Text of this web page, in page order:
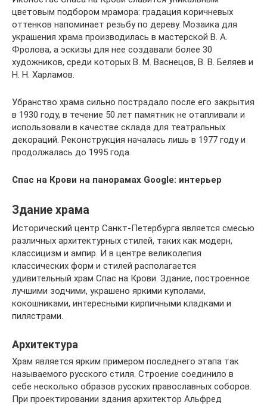
цветовым подбором мрамора: градация коричневых
оттенков напоминает резьбу по дереву. Мозаика для
украшения храма производилась в мастерской В. А.
Фролова, а эскизы для нее создавали более 30
художников, среди которых В. М. Васнецов, В. В. Беляев и
Н. Н. Харламов.
Убранство храма сильно пострадало после его закрытия
в 1930 году, в течение 50 лет памятник не отапливали и
использовали в качестве склада для театральных
декораций. Реконструкция началась лишь в 1977 году и
продолжалась до 1995 года.
Спас на Крови на панорамах Google: интерьер
Здание храма
Исторический центр Санкт-Петербурга является смесью
различных архитектурных стилей, таких как модерн,
классицизм и ампир. И в центре великолепия
классических форм и стилей располагается
удивительный храм Спас на Крови. Здание, построенное
лучшими зодчими, украшено яркими куполами,
кокошниками, интересными кирпичными кладками и
пилястрами.
Архитектура
Храм является ярким примером последнего этапа так
называемого русского стиля. Строение соединило в
себе несколько образов русских православных соборов.
При проектировании здания архитектор Альфред